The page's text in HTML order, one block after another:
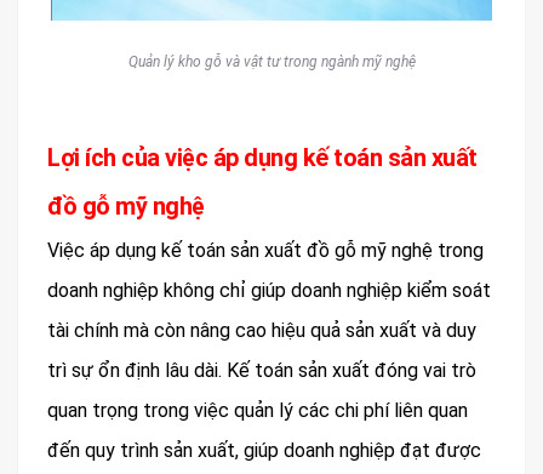
Quản lý kho gỗ và vật tư trong ngành mỹ nghệ
Lợi ích của việc áp dụng kế toán sản xuất
đồ gỗ mỹ nghệ
Việc áp dụng kế toán sản xuất đồ gỗ mỹ nghệ trong
doanh nghiệp không chỉ giúp doanh nghiệp kiểm soát
tài chính mà còn nâng cao hiệu quả sản xuất và duy
trì sự ổn định lâu dài. Kế toán sản xuất đóng vai trò
quan trọng trong việc quản lý các chi phí liên quan
đến quy trình sản xuất, giúp doanh nghiệp đạt được